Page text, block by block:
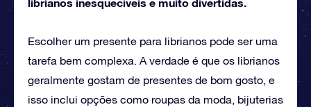
Escolher um presente para librianos pode ser uma
tarefa bem complexa. A verdade é que os librianos
geralmente gostam de presentes de bom gosto, e
isso inclui opções como roupas da moda, bijuterias